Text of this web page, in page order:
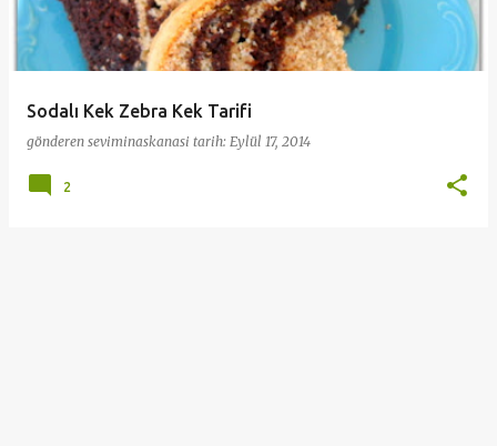
Sodalı Kek Zebra Kek Tarifi
gönderen seviminaskanasi tarih: Eylül 17, 2014
2